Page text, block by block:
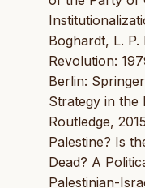
Boghardt, L. P.
Revolution:
Berlin:
Strategy in the
Routledge,
Palestine? Is
Dead? A
Palestinian-